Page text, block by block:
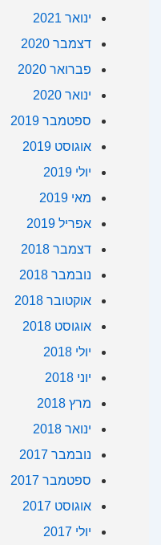
ינואר 2021
דצמבר 2020
פברואר 2020
ינואר 2020
ספטמבר 2019
אוגוסט 2019
יולי 2019
מאי 2019
אפריל 2019
דצמבר 2018
נובמבר 2018
אוקטובר 2018
אוגוסט 2018
יולי 2018
יוני 2018
מרץ 2018
ינואר 2018
נובמבר 2017
ספטמבר 2017
אוגוסט 2017
יולי 2017